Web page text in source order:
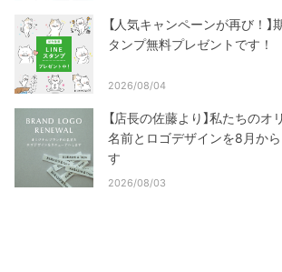
【人気キャンペーンが再び！
タンプ無料プレゼントです！
2026/08/04
【店長の佐藤より】私たちの
名前とロゴデザインを8月か
す
2026/08/03